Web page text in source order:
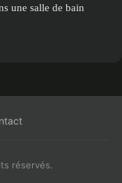
une salle de bain
réservés.